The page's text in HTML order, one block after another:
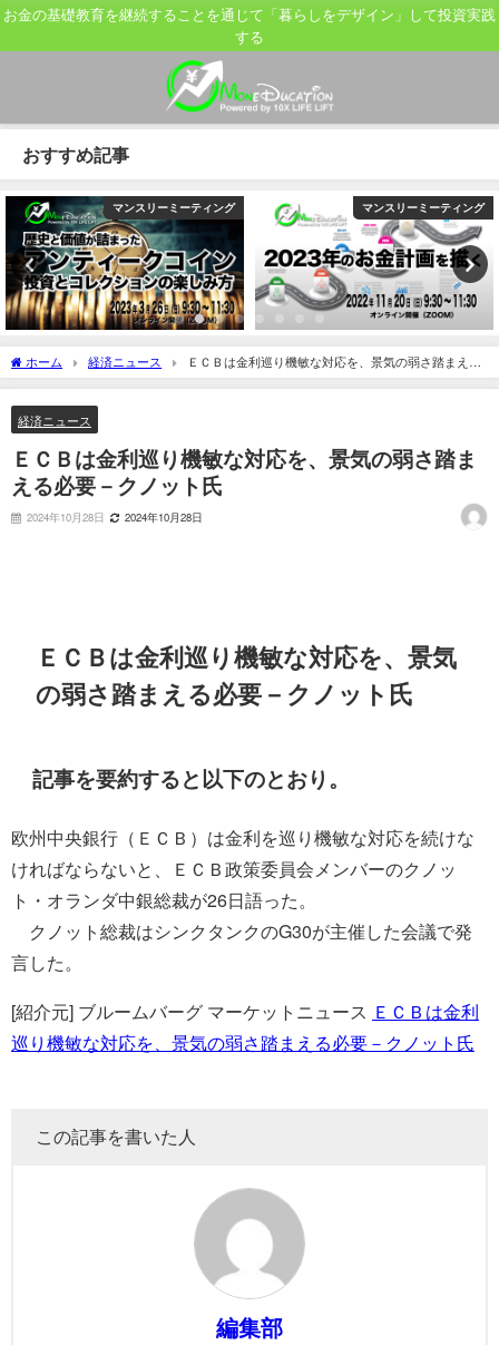
お金の基礎教育を継続することを通じて「暮らしをデザイン」して投資実践
する
おすすめ記事
マンスリーミーティング マンスリーミーティング
ホーム 経済ニュース
ＥＣＢは金利巡り機敏な対応を、景気の弱さ踏まえる
必要－クノット氏
経済ニュース
ＥＣＢは金利巡り機敏な対応を、景気の弱さ踏ま
える必要－クノット氏
2024年10月28日 2024年10月28日
ＥＣＢは金利巡り機敏な対応を、景気
の弱さ踏まえる必要－クノット氏
記事を要約すると以下のとおり。
欧州中央銀行（ＥＣＢ）は金利を巡り機敏な対応を続けな
ければならないと、ＥＣＢ政策委員会メンバーのクノッ
ト・オランダ中銀総裁が26日語った。
クノット総裁はシンクタンクのG30が主催した会議で発
言した。
[紹介元] ブルームバーグ マーケットニュース ＥＣＢは金利
巡り機敏な対応を、景気の弱さ踏まえる必要－クノット氏
この記事を書いた人
編集部